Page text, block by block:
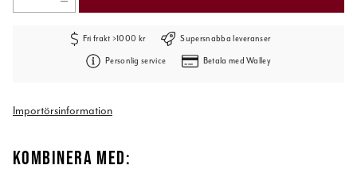
Fri frakt >1000 kr Supersnabba leveranser
Personlig service Betala med Walley
Importörsinformation
KOMBINERA MED: